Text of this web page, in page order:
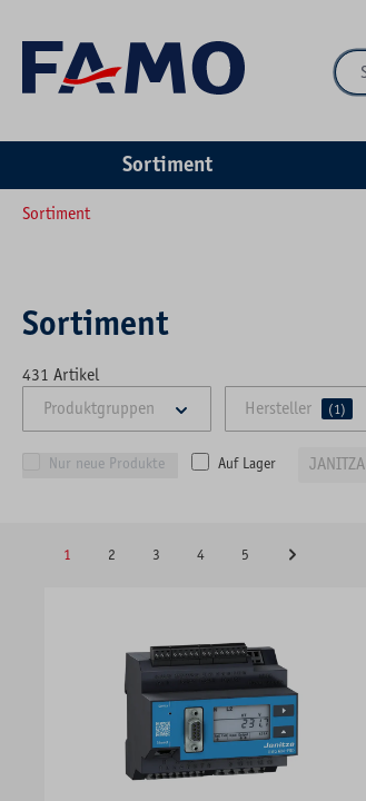
Sortiment
Sortiment
Sortiment
431 Artikel
Produktgruppen
Hersteller (1)
Nur neue Produkte Auf Lager JANITZA
1 2 3 4 5